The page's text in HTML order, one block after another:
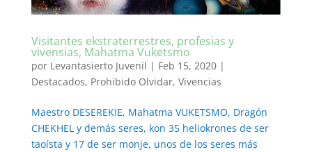
Visitantes ekstraterrestres, profesias y
vivensias, Mahatma Vuketsmo
por Levantasierto Juvenil | Feb 15, 2020|
Destacados, Prohibido Olvidar, Vivencias
Maestro DESEREKIE, Mahatma VUKETSMO, Dragón
CHEKHEL y demás seres, kon 35 heliokrones de ser
taoísta y 17 de ser monje, unos de los seres más